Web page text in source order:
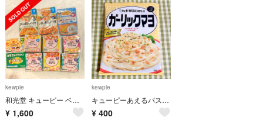
kewpie
和光堂 キューピー ベビーフード 離乳食 まとめ売り
¥ 1,600
kewpie
キューピーあえるパスタソース ガーリックマヨ
¥ 400